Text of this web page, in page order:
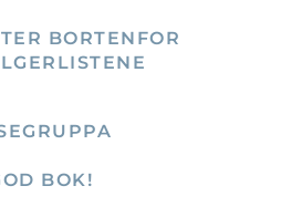
BORTENFOR
BOK!